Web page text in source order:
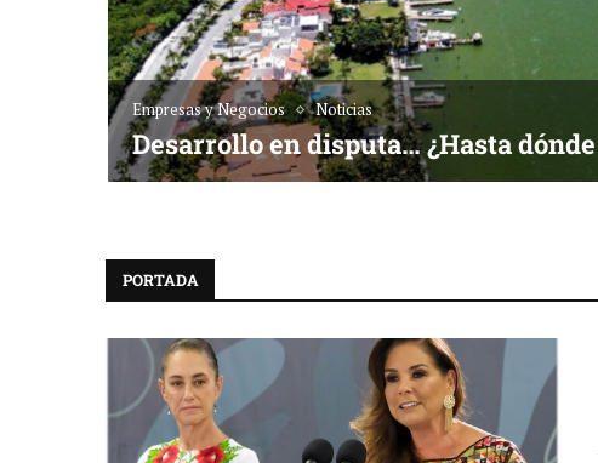
Empresas y Negocios Noticias
Desarrollo en disputa… ¿Hasta
PORTADA